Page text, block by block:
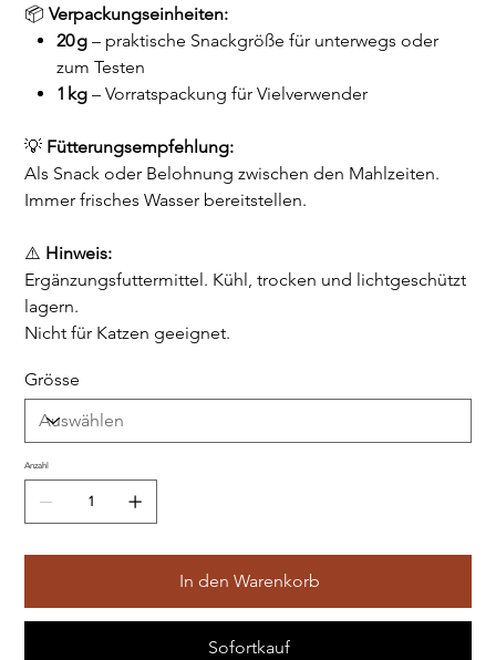
📦Verpackungseinheiten:
20 g – praktische Snackgröße für unterwegs oder
zum Testen
1 kg – Vorratspackung für Vielverwender
💡 Fütterungsempfehlung:
Als Snack oder Belohnung zwischen den Mahlzeiten.
Immer frisches Wasser bereitstellen.
⚠️ Hinweis:
Ergänzungsfuttermittel. Kühl, trocken und lichtgeschützt
lagern.
Nicht für Katzen geeignet.
Grösse
Anzahl
In den Warenkorb
Sofortkauf